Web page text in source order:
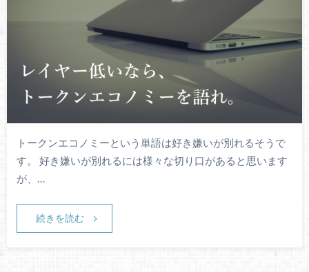
トークンエコノミーという単語は好き嫌いが別れるそうで
す。 好き嫌いが別れるには様々な切り口があると思います
が、…
続きを読む